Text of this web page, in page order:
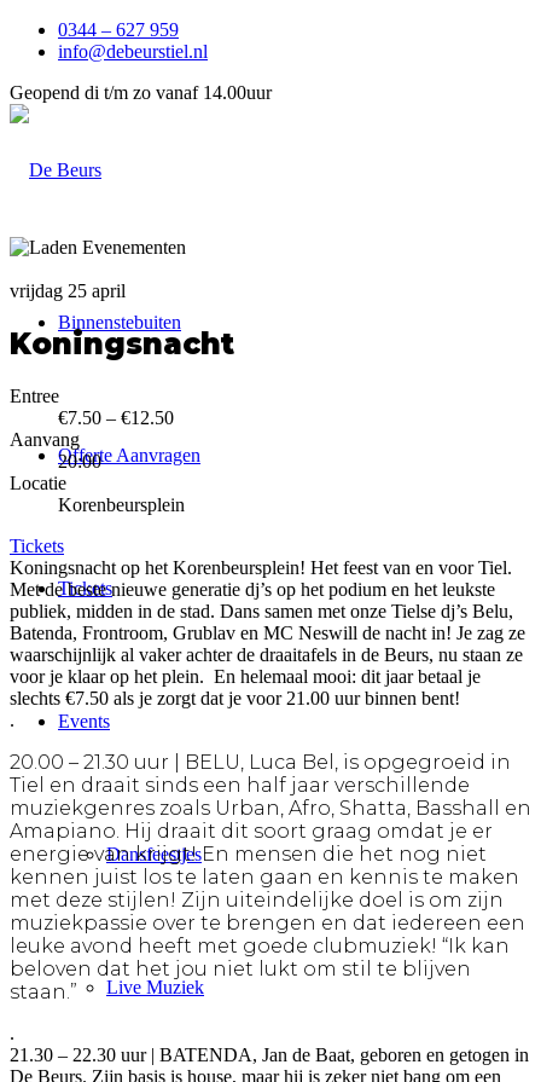
0344 – 627 959
info@debeurstiel.nl
Geopend di t/m zo vanaf 14.00uur
Binnenstebuiten
Offerte Aanvragen
Tickets
Events
Dansfeestjes
Live Muziek
vrijdag 25 april
Koningsnacht
Entree
€7.50 – €12.50
Aanvang
20:00
Locatie
Korenbeursplein
Tickets
Koningsnacht op het Korenbeursplein! Het feest van en voor Tiel.
Met de beste nieuwe generatie dj’s op het podium en het leukste
publiek, midden in de stad. Dans samen met onze Tielse dj’s Belu,
Batenda, Frontroom, Grublav en MC Neswill de nacht in! Je zag ze
waarschijnlijk al vaker achter de draaitafels in de Beurs, nu staan ze
voor je klaar op het plein. En helemaal mooi: dit jaar betaal je
slechts €7.50 als je zorgt dat je voor 21.00 uur binnen bent!
.
20.00 – 21.30 uur | BELU, Luca Bel, is opgegroeid in
Tiel en draait sinds een half jaar verschillende
muziekgenres zoals Urban, Afro, Shatta, Basshall en
Amapiano. Hij draait dit soort graag omdat je er
energie van krijgt! En mensen die het nog niet
kennen juist los te laten gaan en kennis te maken
met deze stijlen! Zijn uiteindelijke doel is om zijn
muziekpassie over te brengen en dat iedereen een
leuke avond heeft met goede clubmuziek! “Ik kan
beloven dat het jou niet lukt om stil te blijven
staan.”
.
21.30 – 22.30 uur | BATENDA, Jan de Baat, geboren en getogen in
De Beurs. Zijn basis is house, maar hij is zeker niet bang om een